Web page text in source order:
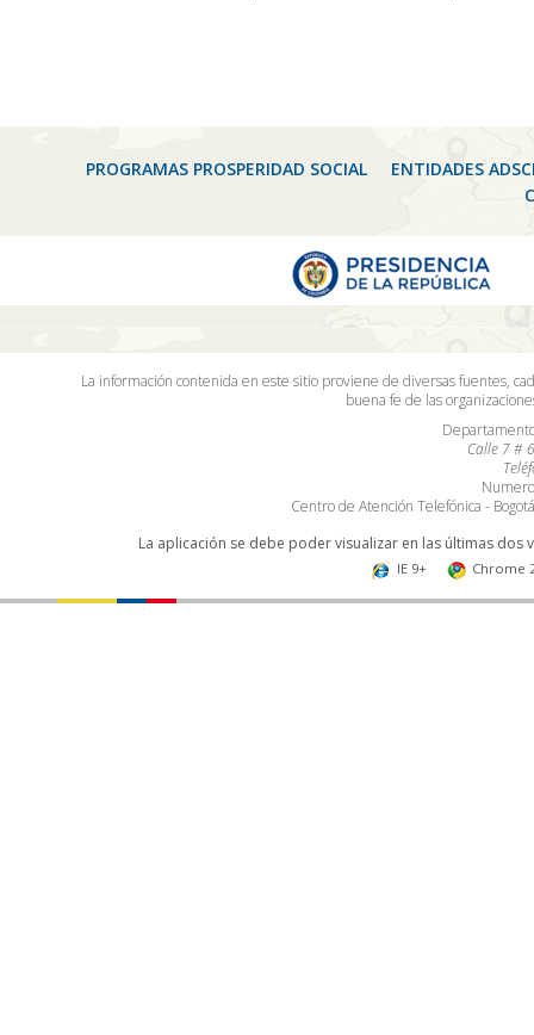
PROGRAMAS PROSPERIDAD SOCIAL
ENTIDADES
La información contenida en este sitio proviene de diversas fuentes,
buena fe de las
Calle 7 #
Centro de Atención Telefónica -
La aplicación se debe poder visualizar en las últimas
IE 9+ Chrome